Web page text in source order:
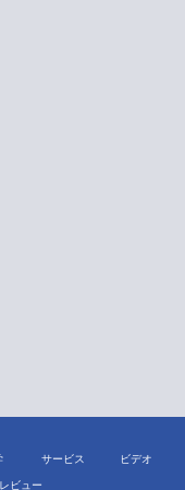
サービス ビデオ
レビュー